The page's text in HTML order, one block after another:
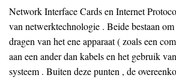
Network Interface Cards en Internet
van netwerktechnologie . Beide bestaan ​​om
dragen van het ene apparaat ( zoals een
aan een ander dan kabels en het gebruik
systeem . Buiten deze punten , de